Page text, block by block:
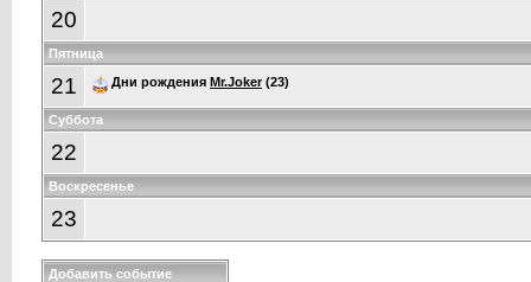
20
Пятница
21 Дни рождения Mr.Joker(23)
Суббота
22
Воскресенье
23
Добавить событие